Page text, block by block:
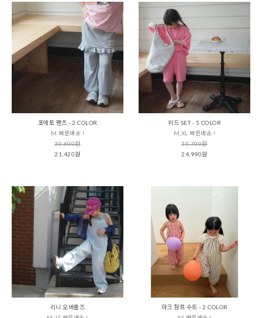
포에토 팬츠 - 2 COLOR
M 빠른배송 !
30,600원
21,420원
위드 SET - 5 COLOR
M,XL 빠른배송 !
35,700원
24,990원
리니 오버롤즈
마크 점프 수트 - 2 COLOR